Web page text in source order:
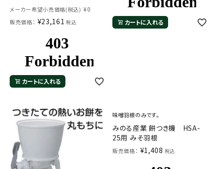
メーカー希望小売価格(税込) ¥0
販売価格： ¥23,161 税込
カートに入れる
カートに入れる
味噌羽根のみです。
みのる産業 餅つき機 HSA-
25用 みそ羽根
販売価格： ¥1,408 税込